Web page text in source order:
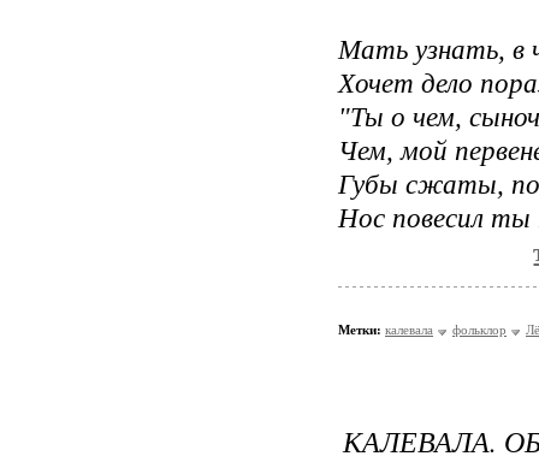
Мать узнать, в
Хочет дело
"Ты о чем,
Чем, мой
Губы сжаты,
Нос повесил ты
Метки: калевала фольклор
КАЛЕВАЛА.